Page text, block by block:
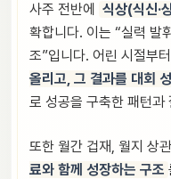
사주 전반에 식상(식신·
확합니다. 이는 “실력 발
조”입니다. 어린 시절부터
올리고, 그 결과를 대회
로 성공을 구축한 패턴과
또한 월간 겁재, 월지 상
료와 함께 성장하는 구조